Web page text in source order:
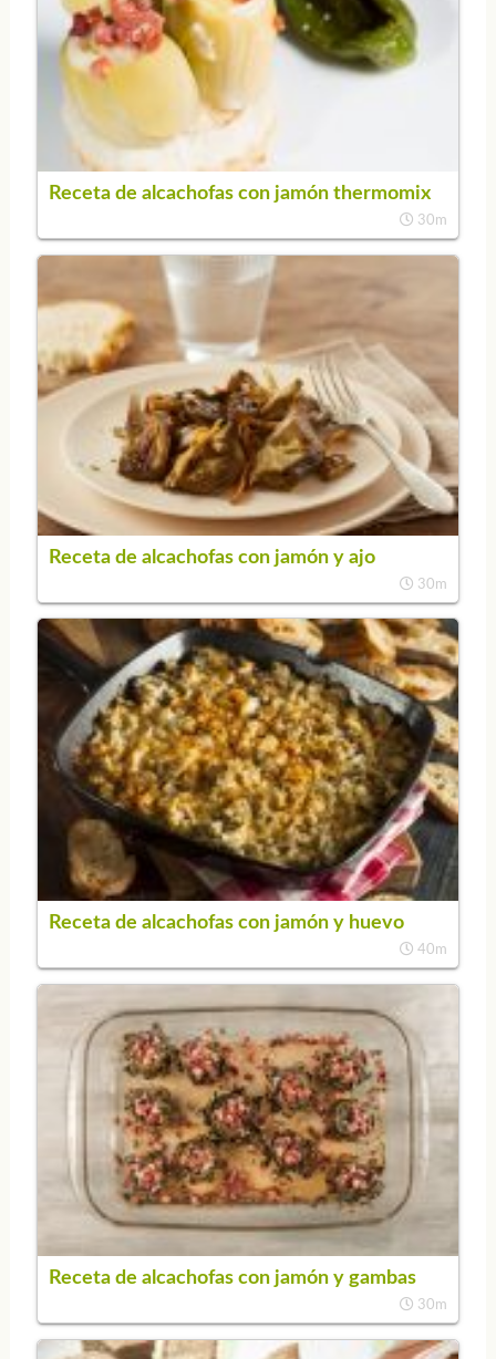
Receta de alcachofas con jamón thermomix
30m
Receta de alcachofas con jamón y ajo
30m
Receta de alcachofas con jamón y huevo
40m
Receta de alcachofas con jamón y gambas
30m